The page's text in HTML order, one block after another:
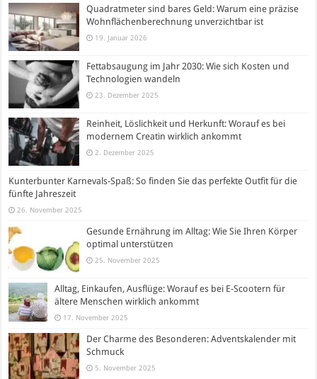
Quadratmeter sind bares Geld: Warum eine präzise
Wohnflächenberechnung unverzichtbar ist
19. Januar 2026
Fettabsaugung im Jahr 2030: Wie sich Kosten und
Technologien wandeln
23. Dezember 2025
Reinheit, Löslichkeit und Herkunft: Worauf es bei
modernem Creatin wirklich ankommt
2. Dezember 2025
Kunterbunter Karnevals-Spaß: So finden Sie das perfekte Outfit für die
fünfte Jahreszeit
26. November 2025
Gesunde Ernährung im Alltag: Wie Sie Ihren Körper
optimal unterstützen
25. November 2025
Alltag, Einkaufen, Ausflüge: Worauf es bei E-Scootern für
ältere Menschen wirklich ankommt
17. November 2025
Der Charme des Besonderen: Adventskalender mit
Schmuck
5. November 2025